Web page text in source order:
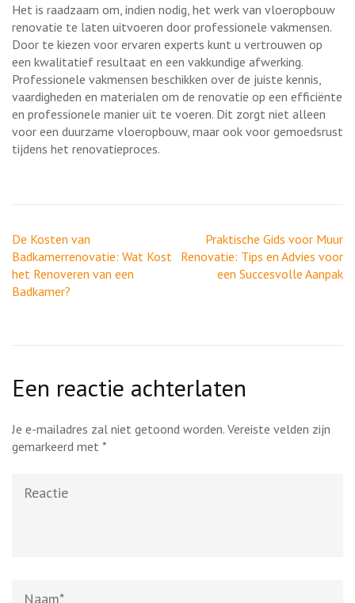
Het is raadzaam om, indien nodig, het werk van vloeropbouw
renovatie te laten uitvoeren door professionele vakmensen.
Door te kiezen voor ervaren experts kunt u vertrouwen op
een kwalitatief resultaat en een vakkundige afwerking.
Professionele vakmensen beschikken over de juiste kennis,
vaardigheden en materialen om de renovatie op een efficiënte
en professionele manier uit te voeren. Dit zorgt niet alleen
voor een duurzame vloeropbouw, maar ook voor gemoedsrust
tijdens het renovatieproces.
Berichtnavigatie
De Kosten van
Badkamerrenovatie: Wat Kost
het Renoveren van een
Badkamer?
Praktische Gids voor Muur
Renovatie: Tips en Advies voor
een Succesvolle Aanpak
Een reactie achterlaten
Je e-mailadres zal niet getoond worden. Vereiste velden zijn
gemarkeerd met *